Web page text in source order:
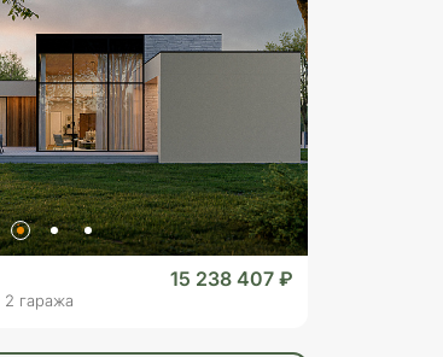
15 238 407 ₽
2 гаража